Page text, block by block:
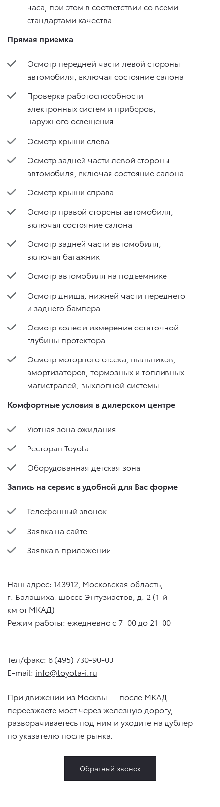
часа, при этом в соответствии со всеми
стандартами качества
Прямая приемка
Осмотр передней части левой стороны
автомобиля, включая состояние салона
Проверка работоспособности
электронных систем и приборов,
наружного освещения
Осмотр крыши слева
Осмотр задней части левой стороны
автомобиля, включая состояние салона
Осмотр крыши справа
Осмотр правой стороны автомобиля,
включая состояние салона
Осмотр задней части автомобиля,
включая багажник
Осмотр автомобиля на подъемнике
Осмотр днища, нижней части переднего
и заднего бампера
Осмотр колес и измерение остаточной
глубины протектора
Осмотр моторного отсека, пыльников,
амортизаторов, тормозных и топливных
магистралей, выхлопной системы
Комфортные условия в дилерском центре
Уютная зона ожидания
Ресторан Toyota
Оборудованная детская зона
Запись на сервис в удобной для Вас форме
Телефонный звонок
Заявка на сайте
Заявка в приложении
Наш адрес: 143912, Московская область,
г. Балашиха, шоссе Энтузиастов, д. 2 (1-й
км от МКАД)
Режим работы: ежедневно с 7−00 до 21−00
Тел/факс: 8 (495) 730-90-00
E-mail: info@toyota-i.ru
При движении из Москвы — после МКАД
переезжаете мост через железную дорогу,
разворачиваетесь под ним и уходите на дублер
по указателю после рынка.
Обратный звонок